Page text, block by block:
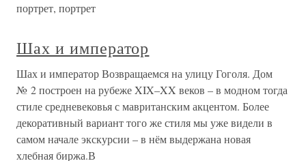
портрет, портрет
Шах и император
Шах и император Возвращаемся на улицу Гоголя. Дом
№ 2 построен на рубеже XIX–XX веков – в модном тогда
стиле средневековья с мавританским акцентом. Более
декоративный вариант того же стиля мы уже видели в
самом начале экскурсии – в нём выдержана новая
хлебная биржа.В